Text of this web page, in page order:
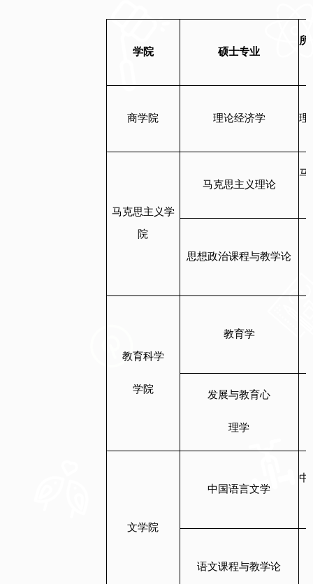
学院 硕士专业
所
商学院 理论经济学 理
马克思主义学
院
马克思主义理论
马
思想政治课程与教学论
教育科学
学院
教育学
发展与教育心
理学
文学院
中国语言文学
中
语文课程与教学论